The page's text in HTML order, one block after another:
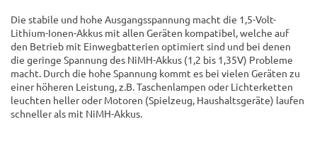
Die stabile und hohe Ausgangsspannung macht die 1,5-Volt-
Lithium-Ionen-Akkus mit allen Geräten kompatibel, welche auf
den Betrieb mit Einwegbatterien optimiert sind und bei denen
die geringe Spannung des NiMH-Akkus (1,2 bis 1,35V) Probleme
macht. Durch die hohe Spannung kommt es bei vielen Geräten zu
einer höheren Leistung, z.B. Taschenlampen oder Lichterketten
leuchten heller oder Motoren (Spielzeug, Haushaltsgeräte) laufen
schneller als mit NiMH-Akkus.